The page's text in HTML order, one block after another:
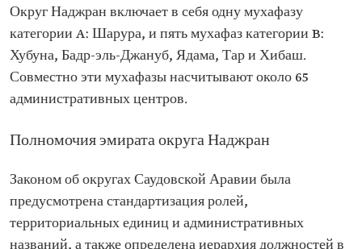
Округ Наджран включает в себя одну мухафазу
категории A: Шарура, и пять мухафаз категории B:
Хубуна, Бадр-эль-Джануб, Ядама, Тар и Хибаш.
Совместно эти мухафазы насчитывают около 65
административных центров.
Полномочия эмирата округа Наджран
Законом об округах Саудовской Аравии была
предусмотрена стандартизация ролей,
территориальных единиц и административных
названий, а также определена иерархия должностей в